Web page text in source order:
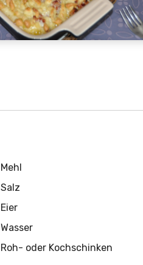
Mehl
Salz
Eier
Wasser
Roh- oder Kochschinken